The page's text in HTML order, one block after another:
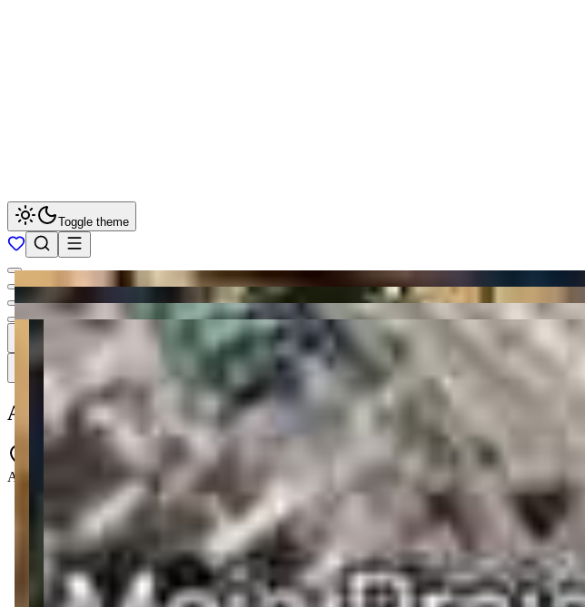
Toggle theme
Apartamento à venda no Condomínio Domani PRD-0279
Avenida Hironildo Conceição dos Santos - Perequê - Porto Belo - SC - 88210-000
3 quartos
3 quartos